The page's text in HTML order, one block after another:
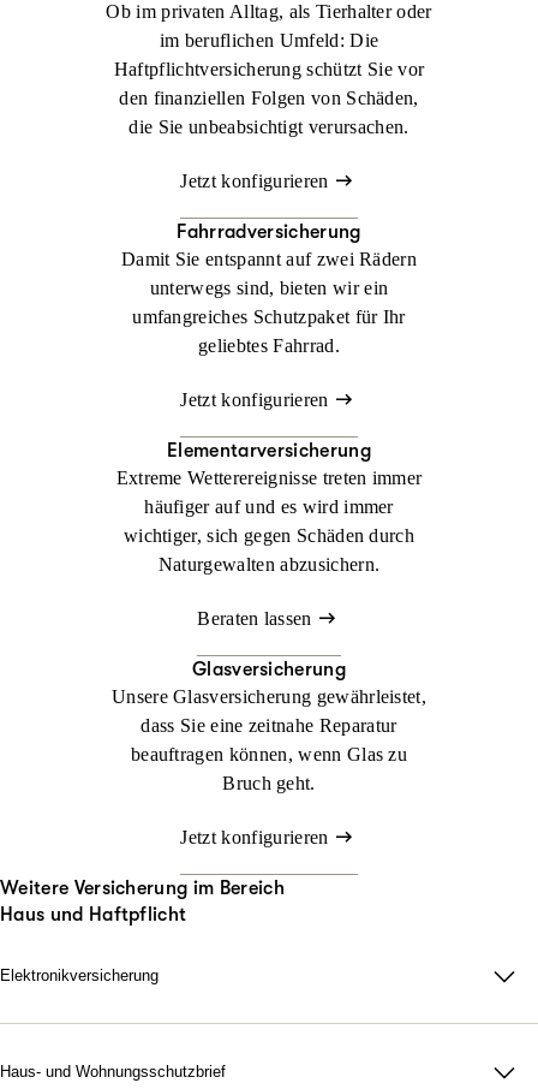
Ob im privaten Alltag, als Tierhalter oder
im beruflichen Umfeld: Die
Haftpflichtversicherung schützt Sie vor
den finanziellen Folgen von Schäden,
die Sie unbeabsichtigt verursachen.
Jetzt konfigurieren
Fahrradversicherung
Damit Sie entspannt auf zwei Rädern
unterwegs sind, bieten wir ein
umfangreiches Schutzpaket für Ihr
geliebtes Fahrrad.
Jetzt konfigurieren
Elementarversicherung
Extreme Wetterereignisse treten immer
häufiger auf und es wird immer
wichtiger, sich gegen Schäden durch
Naturgewalten abzusichern.
Beraten lassen
Glasversicherung
Unsere Glasversicherung gewährleistet,
dass Sie eine zeitnahe Reparatur
beauftragen können, wenn Glas zu
Bruch geht.
Jetzt konfigurieren
Weitere Versicherung im Bereich
Haus und Haftpflicht
Elektronikversicherung
Bei uns können Sie mit der Elektronikversicherung nahezu alle
Haus- und Wohnungsschutzbrief